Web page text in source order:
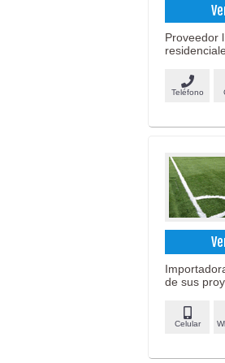
Proveedor
Teléfono
de sus
Celular